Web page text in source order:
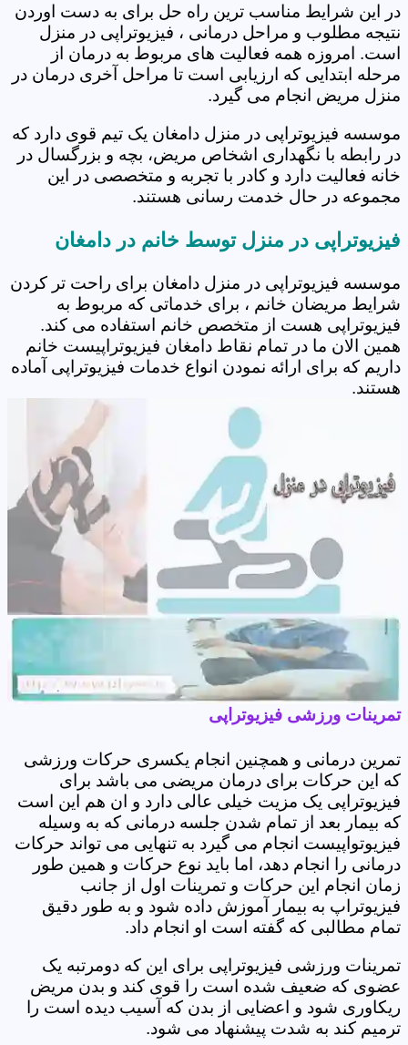
در این شرایط مناسب ترین راه حل برای به دست اوردن
نتیجه مطلوب و مراحل درمانی ، فیزیوتراپی در منزل
است. امروزه همه فعالیت های مربوط به درمان از
مرحله ابتدایی که ارزیابی است تا مراحل آخری درمان در
منزل مریض انجام می گیرد.
موسسه فیزیوتراپی در منزل دامغان یک تیم قوی دارد که
در رابطه با نگهداری اشخاص مریض، بچه و بزرگسال در
خانه فعالیت دارد و کادر با تجربه و متخصصی در این
مجموعه در حال خدمت رسانی هستند.
فیزیوتراپی در منزل توسط خانم در دامغان
موسسه فیزیوتراپی در منزل دامغان برای راحت تر کردن
شرایط مریضان خانم ، برای خدماتی که مربوط به
فیزیوتراپی هست از متخصص خانم استفاده می کند.
همین الان ما در تمام نقاط دامغان فیزیوتراپیست خانم
داریم که برای ارائه نمودن انواع خدمات فیزیوتراپی آماده
هستند.
تمرینات ورزشی فیزیوتراپی
تمرین درمانی و همچنین انجام یکسری حرکات ورزشی
که این حرکات برای درمان مریضی می باشد برای
فیزیوتراپی یک مزیت خیلی عالی دارد و ان هم این است
که بیمار بعد از تمام شدن جلسه درمانی که به وسیله
فیزیوتواپیست انجام می گیرد به تنهایی می تواند حرکات
درمانی را انجام دهد، اما باید نوع حرکات و همین طور
زمان انجام این حرکات و تمرینات اول از جانب
فیزیوتراپ به بیمار آموزش داده شود و به طور دقیق
تمام مطالبی که گفته است او انجام داد.
تمرینات ورزشی فیزیوتراپی برای این که دومرتبه یک
عضوی که ضعیف شده است را قوی کند و بدن مریض
ریکاوری شود و اعضایی از بدن که آسیب دیده است را
ترمیم کند به شدت پیشنهاد می شود.